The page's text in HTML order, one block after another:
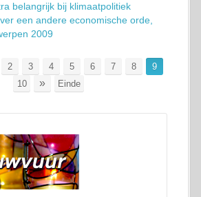
belangrijk bij klimaatpolitiek
een andere economische orde,
2009
2 3 4 5 6 7 8
9
10
» Einde